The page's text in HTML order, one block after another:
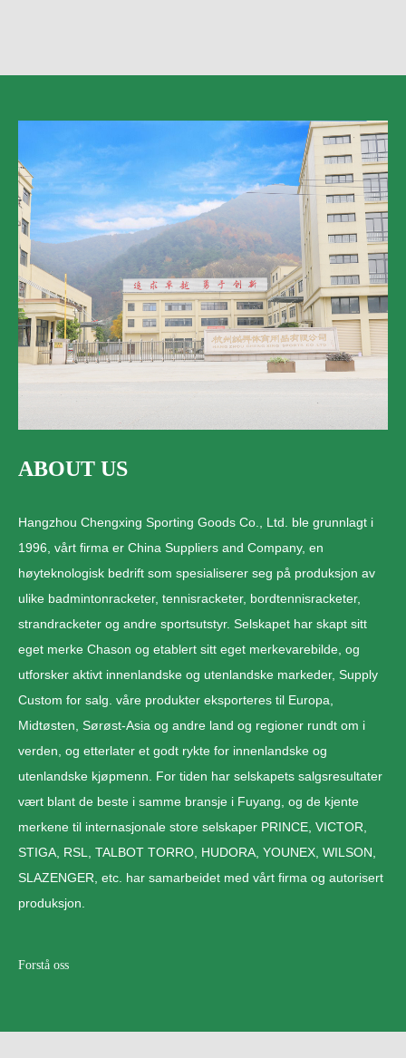
ABOUT US
Hangzhou Chengxing Sporting Goods Co., Ltd. ble grunnlagt i
1996, vårt firma er China Suppliers and Company, en
høyteknologisk bedrift som spesialiserer seg på produksjon av
ulike badmintonracketer, tennisracketer, bordtennisracketer,
strandracketer og andre sportsutstyr. Selskapet har skapt sitt
eget merke Chason og etablert sitt eget merkevarebilde, og
utforsker aktivt innenlandske og utenlandske markeder, Supply
Custom for salg. våre produkter eksporteres til Europa,
Midtøsten, Sørøst-Asia og andre land og regioner rundt om i
verden, og etterlater et godt rykte for innenlandske og
utenlandske kjøpmenn. For tiden har selskapets salgsresultater
vært blant de beste i samme bransje i Fuyang, og de kjente
merkene til internasjonale store selskaper PRINCE, VICTOR,
STIGA, RSL, TALBOT TORRO, HUDORA, YOUNEX, WILSON,
SLAZENGER, etc. har samarbeidet med vårt firma og autorisert
produksjon.
Forstå oss